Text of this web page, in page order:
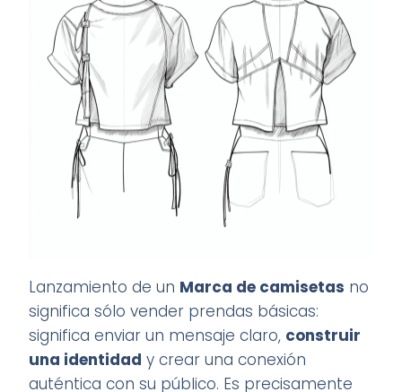
Lanzamiento de un Marca de camisetas no
significa sólo vender prendas básicas:
significa enviar un mensaje claro, construir
una identidad y crear una conexión
auténtica con su público. Es precisamente